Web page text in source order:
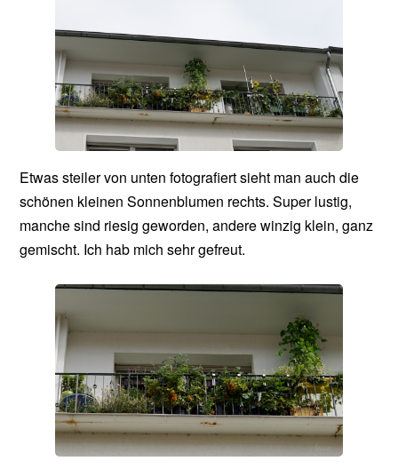
Etwas steiler von unten fotografiert sieht man auch die
schönen kleinen Sonnenblumen rechts. Super lustig,
manche sind riesig geworden, andere winzig klein, ganz
gemischt. Ich hab mich sehr gefreut.